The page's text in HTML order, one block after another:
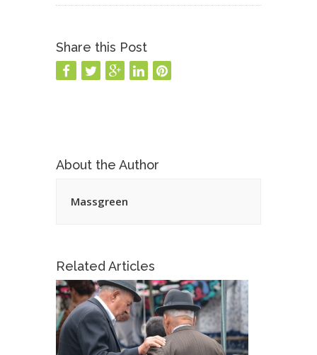
Share this Post
About the Author
Massgreen
Related Articles